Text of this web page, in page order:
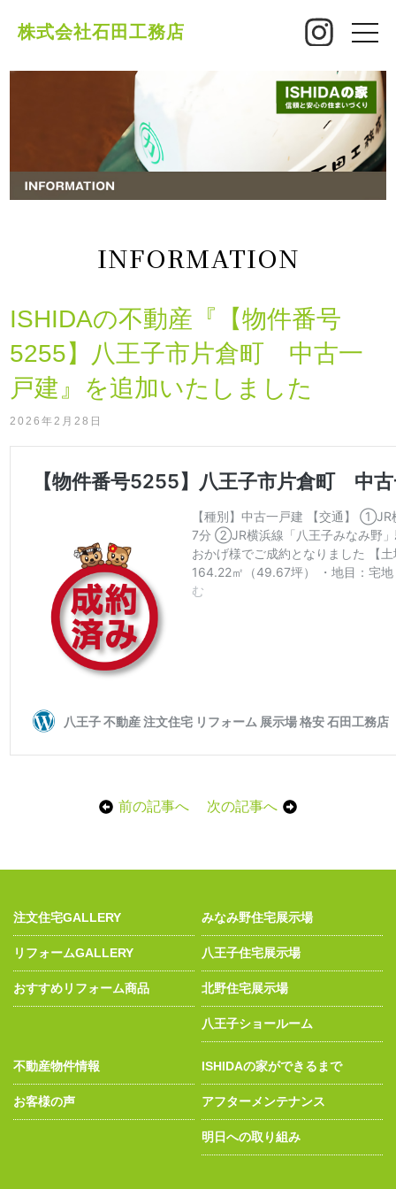
株式会社石田工務店
toggle
INFORMATION
ISHIDAの不動産『【物件番号
5255】八王子市片倉町 中古一
戸建』を追加いたしました
2026年2月28日
前の記事へ 次の記事へ
注文住宅GALLERY
リフォームGALLERY
おすすめリフォーム商品
みなみ野住宅展示場
八王子住宅展示場
北野住宅展示場
八王子ショールーム
不動産物件情報
お客様の声
ISHIDAの家ができるまで
アフターメンテナンス
明日への取り組み